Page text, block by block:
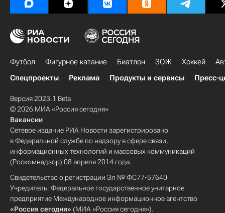
Футбол Фигурное катание Биатлон ЗОЖ Хоккей
Спецпроекты
Реклама Продукты и сервисы Пресс-
Версия 2023.1 Beta
© 2026 МИА «Россия сегодня»
Вакансии
Сетевое издание РИА Новости зарегистрировано
в Федеральной службе по надзору в сфере связи,
информационных технологий и массовых коммуникаций
(Роскомнадзор) 08 апреля 2014 года.
Свидетельство о регистрации Эл № ФС77-57640
Учредитель: Федеральное государственное унитарное
предприятие Международное информационное агентство
«Россия сегодня» (МИА «Россия сегодня»).